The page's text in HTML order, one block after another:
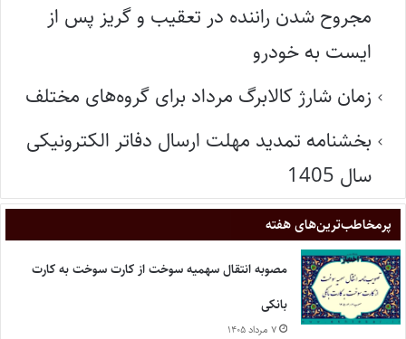
مجروح شدن راننده در تعقیب و گریز پس از
ایست به خودرو
زمان شارژ کالابرگ مرداد برای گروه‌های مختلف
بخشنامه تمدید مهلت ارسال دفاتر الکترونیکی
سال 1405
پر‌مخاطب‌ترین‌های هفته
مصوبه انتقال سهمیه سوخت از کارت سوخت به کارت
بانکی
۷ مرداد ۱۴۰۵